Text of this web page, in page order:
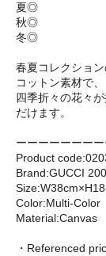
夏◎
秋◎
冬◎
春夏コレクション
コットン素材で、
四季折々の花々
だけます。
ーーーーーーー
Product
Brand:GUCCI
Color:Multi-Color
Material:Canvas
・Referenced